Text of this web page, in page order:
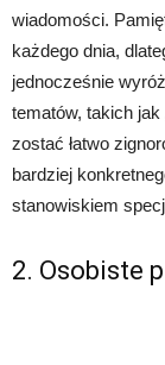
wiadomości.
każdego dnia,
jednocześnie
tematów, takich jak
zostać łatwo
bardziej
stanowiskiem
2. Osobiste